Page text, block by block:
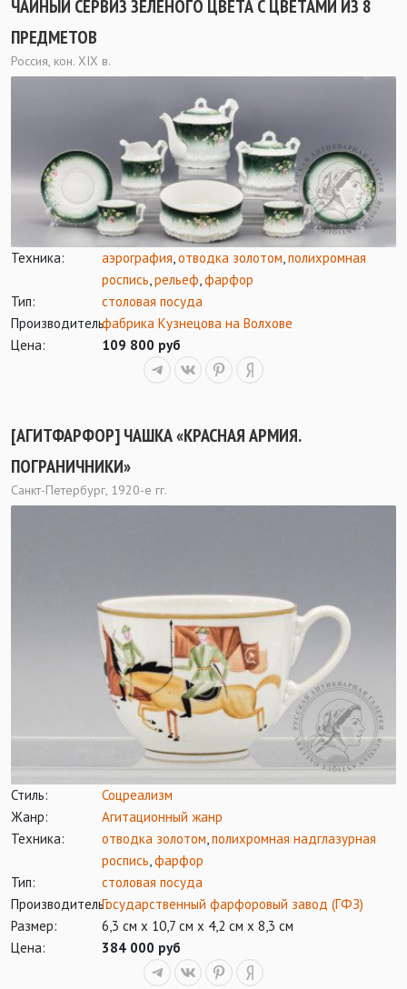
ЧАЙНЫЙ СЕРВИЗ ЗЕЛЕНОГО ЦВЕТА С ЦВЕТАМИ ИЗ 8
ПРЕДМЕТОВ
Россия, кон. XIX в.
Техника: аэрография отводка золотом полихромная
роспись рельеф фарфор
Тип:
столовая посуда
Производитель:фабрика Кузнецова на Волхове
Цена:
109 800 руб
[АГИТФАРФОР] ЧАШКА «КРАСНАЯ АРМИЯ.
ПОГРАНИЧНИКИ»
Санкт-Петербург, 1920-е гг.
Стиль:
Соцреализм
Жанр:
Агитационный жанр
Техника:
отводка золотом,полихромная надглазурная
роспись,фарфор
Тип:
столовая посуда
Производитель:Государственный фарфоровый завод (ГФЗ)
Размер:
6,3 см х 10,7 см х 4,2 см х 8,3 см
Цена:
384 000 руб